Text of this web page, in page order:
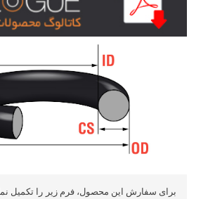
برای سفارش این محصول، فرم زیر را تکمیل